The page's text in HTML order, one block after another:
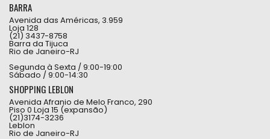
BARRA
Avenida das Américas, 3.959
Loja 128
(21) 3437-8758
Barra da Tijuca
Rio de Janeiro-RJ
Segunda à Sexta / 9:00-19:00
Sábado / 9:00-14:30
SHOPPING LEBLON
Avenida Afranio de Melo Franco, 290
Piso 0 Loja 15 (expansão)
(21)3174-3236
Leblon
Rio de Janeiro-RJ